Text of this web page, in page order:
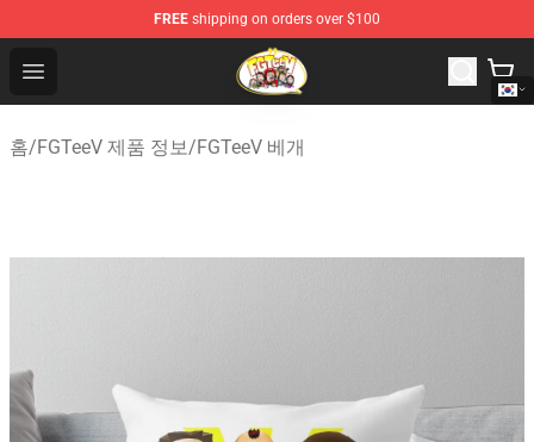
FREE shipping on orders over $100
Open menu
FGTeeV Store - Official FGTeeV Merchandise Shop
홈/FGTeeV 제품 정보/FGTeeV 베개